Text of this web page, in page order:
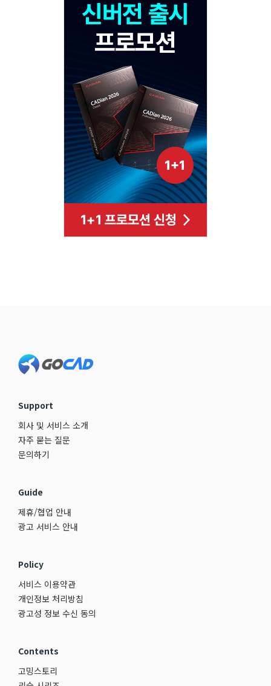
Support
회사 및 서비스 소개
자주 묻는 질문
문의하기
Guide
제휴/협업 안내
광고 서비스 안내
Policy
서비스 이용약관
개인정보 처리방침
광고성 정보 수신 동의
Contents
고밍스토리